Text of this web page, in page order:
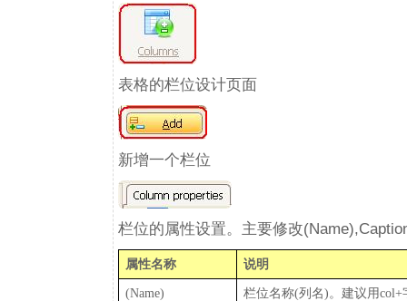
表格的栏位设计页面
新增一个栏位
栏位的属性设置。主要修改
属性名称 说明
(Name) 栏位名称(列名)。建议用col+